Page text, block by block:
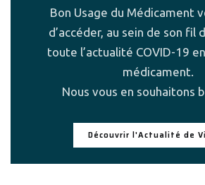
Bon Usage du Médicament
d’accéder, au sein de son fil
toute l’actualité COVID-19
médicament.
Nous vous en souhaitons
Découvrir l'Actualité de